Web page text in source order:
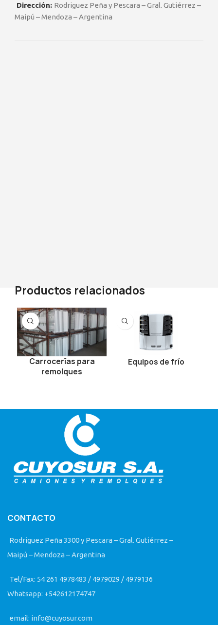
Dirección: Rodriguez Peña y Pescara – Gral. Gutiérrez –
Maipú – Mendoza – Argentina
Productos relacionados
Carrocerías para
remolques
Equipos de frío
CONTACTO
Rodriguez Peña 3300 y Pescara – Gral. Gutiérrez –
Maipú – Mendoza – Argentina
Tel/Fax: 54 261 4978483 / 4979029 / 4979136
Whatsapp: +542612174747
email: info@cuyosur.com